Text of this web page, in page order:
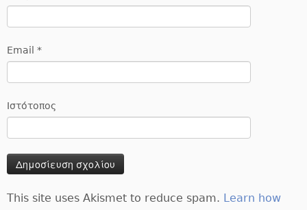
Email *
Ιστότοπος
This site uses Akismet to reduce spam. Learn how